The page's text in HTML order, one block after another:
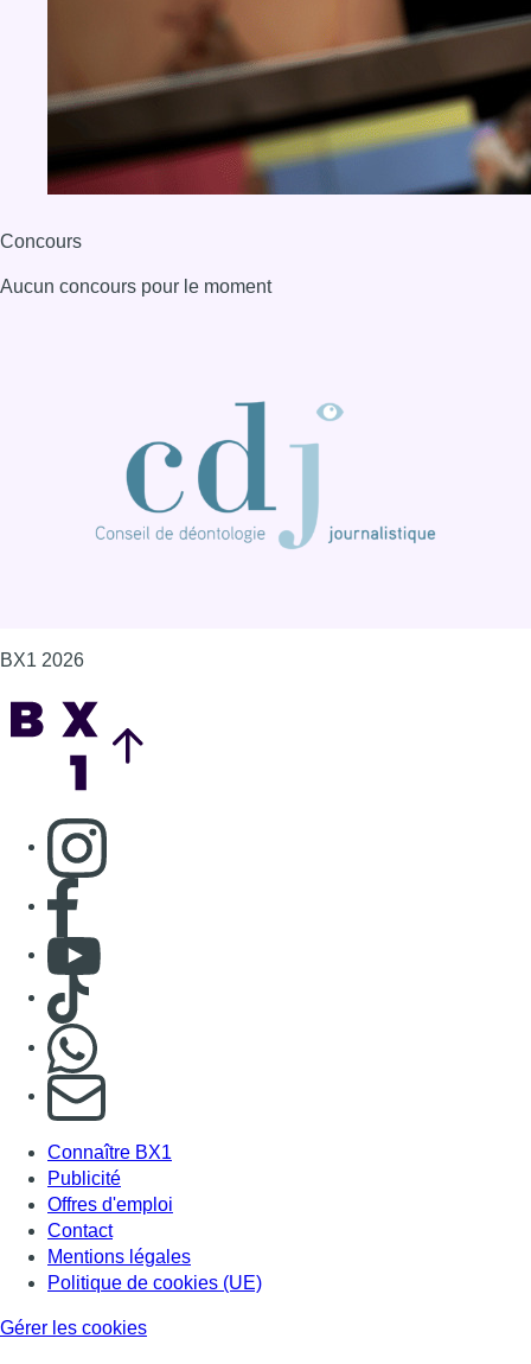
Concours
Aucun concours pour le moment
BX1 2026
Consulter page Instagram
Consulter page Facebook
Consulter Youtube
Consulter TikTok
S'abonner à notre newsletter
Connaître BX1
Publicité
Offres d'emploi
Contact
Mentions légales
Politique de cookies (UE)
Gérer les cookies